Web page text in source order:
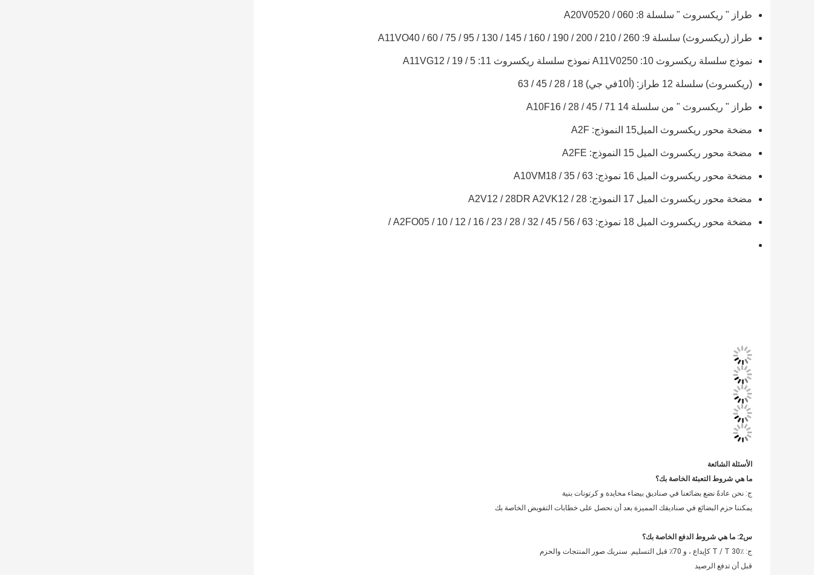
طراز " ريكسروث " سلسلة 8: A20V0520 / 060
طراز (ريكسروث) سلسلة 9: A11VO40 / 60 / 75 / 95 / 130 / 145 / 160 / 190 / 200 / 210 / 260
نموذج سلسلة ريكسروث 10: A11V0250 نموذج سلسلة ريكسروث 11: A11VG12 / 19 / 5
(ريكسروث) سلسلة 12 طراز: (أ10في جي) 18 / 28 / 45 / 63
طراز " ريكسروث " من سلسلة 14 A10F16 / 28 / 45 / 71
مضخة محور ريكسروث الميل15 النموذج: A2F
مضخة محور ريكسروث الميل 15 النموذج: A2FE
مضخة محور ريكسروث الميل 16 نموذج: A10VM18 / 35 / 63
مضخة محور ريكسروث الميل 17 النموذج: A2V12 / 28DR A2VK12 / 28
مضخة محور ريكسروث الميل 18 نموذج: A2FO05 / 10 / 12 / 16 / 23 / 28 / 32 / 45 / 56 / 63 /
الأسئلة الشائعة
ما هي شروط التعبئة الخاصة بك؟
ج: نحن عادةً نضع بضائعنا في صناديق بيضاء محايدة و كرتونات بنية
يمكننا حزم البضائع في صناديقك المميزة بعد أن نحصل على خطابات التفويض الخاصة بك
س2: ما هي شروط الدفع الخاصة بك؟
ج: T / T 30٪ كإيداع ، و 70٪ قبل التسليم. سنريك صور المنتجات والحزم
قبل أن تدفع الرصيد